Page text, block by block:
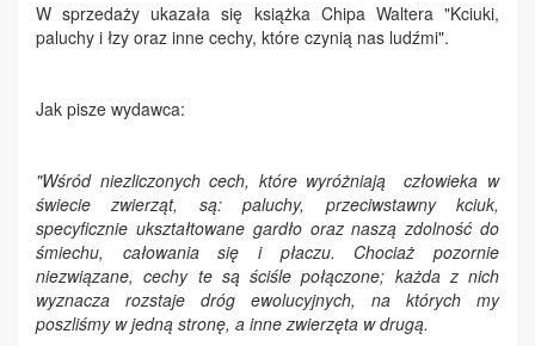
W sprzedaży ukazała się książka Chipa Waltera "Kciuki,
paluchy i łzy oraz inne cechy, które czynią nas ludźmi".
Jak pisze wydawca:
"Wśród niezliczonych cech, które wyróżniają człowieka w
świecie zwierząt, są: paluchy, przeciwstawny kciuk,
specyficznie ukształtowane gardło oraz naszą zdolność do
śmiechu, całowania się i płaczu. Chociaż pozornie
niezwiązane, cechy te są ściśle połączone; każda z nich
wyznacza rozstaje dróg ewolucyjnych, na których my
poszliśmy w jedną stronę, a inne zwierzęta w drugą.